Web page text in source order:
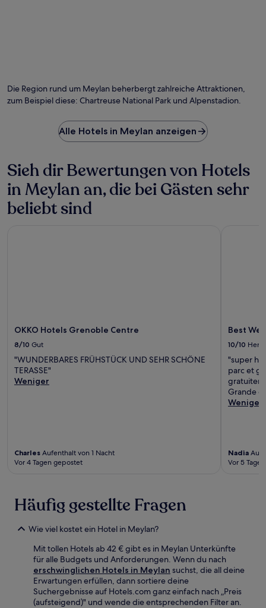
Die Region rund um Meylan beherbergt zahlreiche Attraktionen,
zum Beispiel diese: Chartreuse National Park und Alpenstadion.
Alle Hotels in Meylan anzeigen
Sieh dir Bewertungen von Hotels
in Meylan an, die bei Gästen sehr
beliebt sind
OKKO Hotels Grenoble Centre
8/10 Gut
"WUNDERBARES FRÜHSTÜCK UND SEHR SCHÖNE
TERASSE"
Weniger
Charles Aufenthalt von 1 Nacht
Vor 4 Tagen gepostet
Best
10/10
"super
parc et
Grande
Weniger
Nadia
Vor 5
Häufig gestellte Fragen
Wie viel kostet ein Hotel in Meylan?
Mit tollen Hotels ab 42 € gibt es in Meylan Unterkünfte
für alle Budgets und Anforderungen. Wenn du nach
erschwinglichen Hotels in Meylan suchst, die all deine
Erwartungen erfüllen, dann sortiere deine
Suchergebnisse auf Hotels.com ganz einfach nach „Preis
(aufsteigend)" und wende die entsprechenden Filter an.